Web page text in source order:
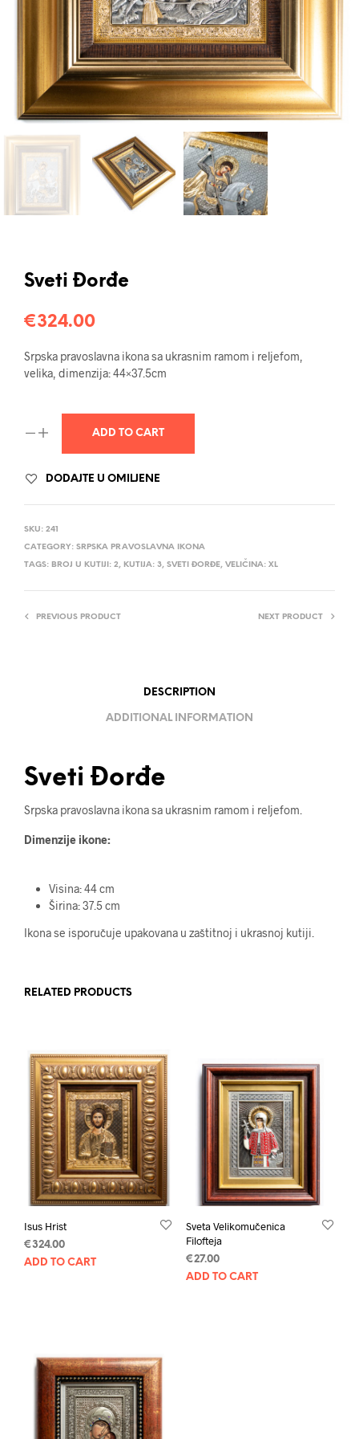
Sveti Đorđe
€324.00
Srpska pravoslavna ikona sa ukrasnim ramom i reljefom,
velika, dimenzija: 44×37.5cm
ADD TO CART
DODAJTE U OMILJENE
SKU: 241
CATEGORY: SRPSKA PRAVOSLAVNA IKONA
TAGS: BROJ U KUTIJI: 2, KUTIJA: 3, SVETI ĐORĐE, VELIČINA: XL
PREVIOUS PRODUCT NEXT PRODUCT
DESCRIPTION
ADDITIONAL INFORMATION
Sveti Đorđe
Srpska pravoslavna ikona sa ukrasnim ramom i reljefom.
Dimenzije ikone:
Visina: 44 cm
Širina: 37.5 cm
Ikona se isporučuje upakovana u zaštitnoj i ukrasnoj kutiji.
RELATED PRODUCTS
Isus Hrist
€324.00
ADD TO CART
Sveta Velikomučenica
Filofteja
€27.00
ADD TO CART